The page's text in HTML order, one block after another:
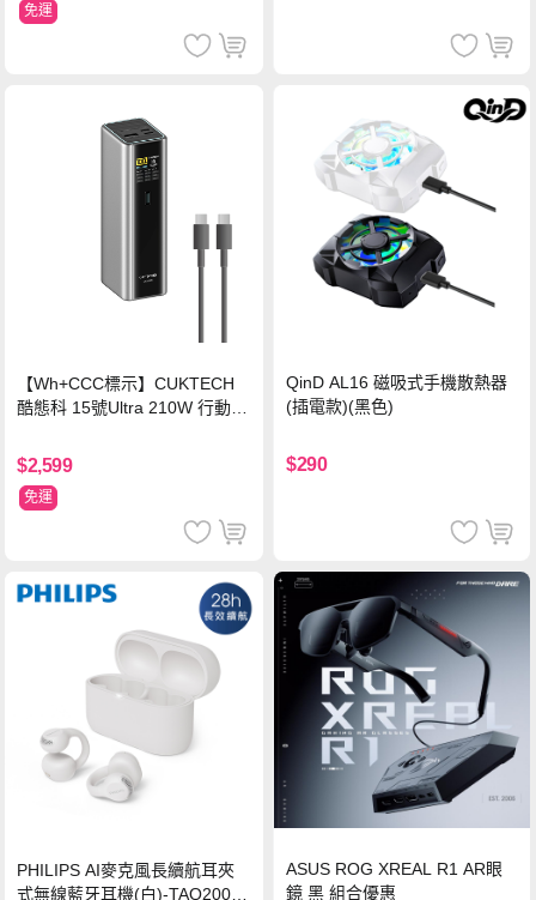
免運
【Wh+CCC標示】CUKTECH
酷態科 15號Ultra 210W 行動電
$2,599
免運
QinD AL16 磁吸式手機散熱器
(插電款)(黑色)
$290
PHILIPS AI麥克風長續航耳夾
式無線藍牙耳機(白)-TAQ2000
ASUS ROG XREAL R1 AR眼
鏡 黑 組合優惠